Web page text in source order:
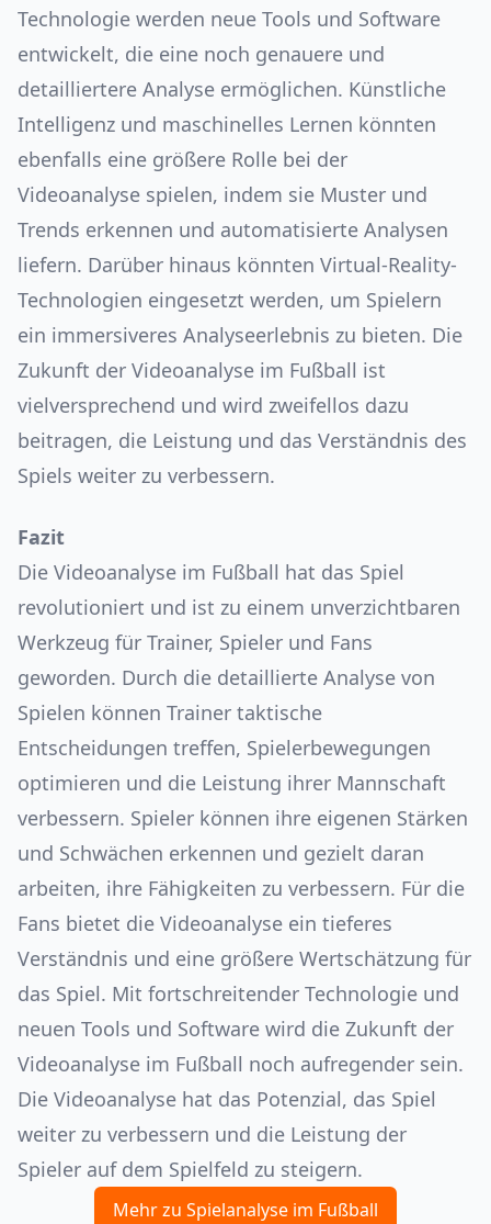
Technologie werden neue Tools und Software
entwickelt, die eine noch genauere und
detailliertere Analyse ermöglichen. Künstliche
Intelligenz und maschinelles Lernen könnten
ebenfalls eine größere Rolle bei der
Videoanalyse spielen, indem sie Muster und
Trends erkennen und automatisierte Analysen
liefern. Darüber hinaus könnten Virtual-Reality-
Technologien eingesetzt werden, um Spielern
ein immersiveres Analyseerlebnis zu bieten. Die
Zukunft der Videoanalyse im Fußball ist
vielversprechend und wird zweifellos dazu
beitragen, die Leistung und das Verständnis des
Spiels weiter zu verbessern.
Fazit
Die Videoanalyse im Fußball hat das Spiel
revolutioniert und ist zu einem unverzichtbaren
Werkzeug für Trainer, Spieler und Fans
geworden. Durch die detaillierte Analyse von
Spielen können Trainer taktische
Entscheidungen treffen, Spielerbewegungen
optimieren und die Leistung ihrer Mannschaft
verbessern. Spieler können ihre eigenen Stärken
und Schwächen erkennen und gezielt daran
arbeiten, ihre Fähigkeiten zu verbessern. Für die
Fans bietet die Videoanalyse ein tieferes
Verständnis und eine größere Wertschätzung für
das Spiel. Mit fortschreitender Technologie und
neuen Tools und Software wird die Zukunft der
Videoanalyse im Fußball noch aufregender sein.
Die Videoanalyse hat das Potenzial, das Spiel
weiter zu verbessern und die Leistung der
Spieler auf dem Spielfeld zu steigern.
Mehr zu Spielanalyse im Fußball